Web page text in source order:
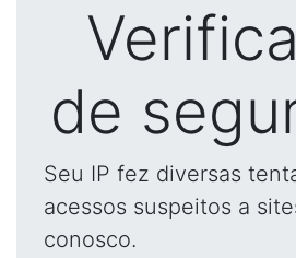
de
Seu IP fez diversas
acessos suspeitos a
conosco.